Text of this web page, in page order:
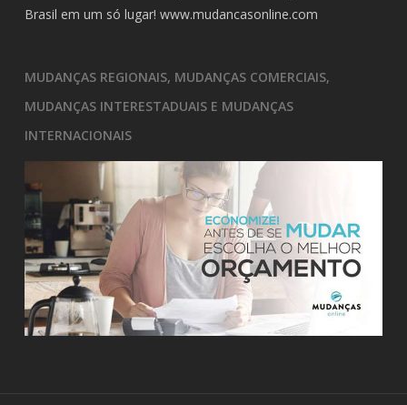
Brasil em um só lugar! www.mudancasonline.com
MUDANÇAS REGIONAIS, MUDANÇAS COMERCIAIS,
MUDANÇAS INTERESTADUAIS E MUDANÇAS
INTERNACIONAIS